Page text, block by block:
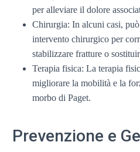
per alleviare il dolore
Chirurgia: In alcuni casi, può
intervento chirurgico per
stabilizzare fratture o
Terapia fisica: La terapia
migliorare la mobilità e la
morbo di Paget.
Prevenzione e